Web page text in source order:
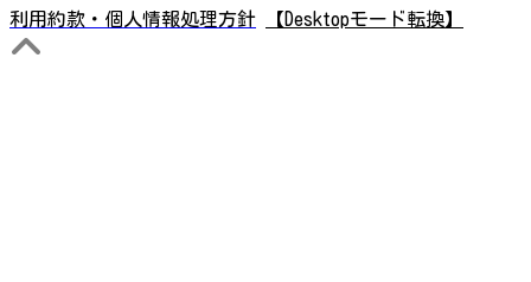
利用約款・個人情報処理方針
【Desktopモード転換】